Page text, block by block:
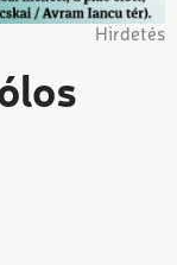
Hirdetés